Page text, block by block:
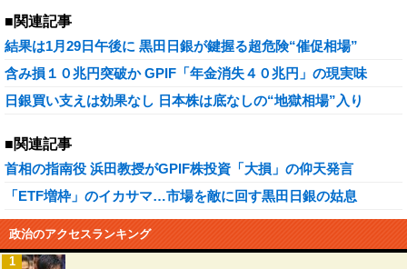
■関連記事
結果は1月29日午後に 黒田日銀が鍵握る超危険“催促相場”
含み損１０兆円突破か GPIF「年金消失４０兆円」の現実味
日銀買い支えは効果なし 日本株は底なしの“地獄相場”入り
■関連記事
首相の指南役 浜田教授がGPIF株投資「大損」の仰天発言
「ETF増枠」のイカサマ…市場を敵に回す黒田日銀の姑息
政治のアクセスランキング
1